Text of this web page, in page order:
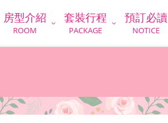
房型介紹
ROOM
套裝行程
PACKAGE
預訂必讀
NOTICE